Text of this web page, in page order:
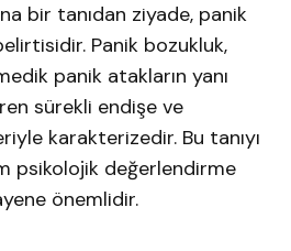
bir tanıdan ziyade, panik
Panik bozukluk,
panik atakların yanı
sürekli endişe ve
karakterizedir. Bu tanıyı
psikolojik değerlendirme
önemlidir.​